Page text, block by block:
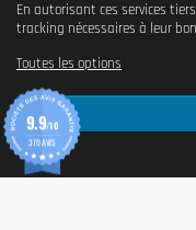
En autorisant ces services
tracking nécessaires à leur
Toutes les options
9.9/10
370 AVIS